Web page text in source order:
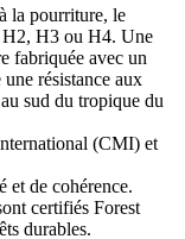
la pourriture, le
H2, H3 ou H4. Une
fabriquée avec un
résistance aux
sud du tropique du
(CMI) et
et de cohérence.
certifiés Forest
durables.